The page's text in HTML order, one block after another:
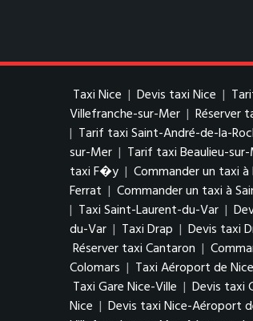
Taxi Nice | Devis taxi Nice |
Villefranche-sur-Mer | Réserver
| Tarif taxi Saint-André-de-la-
sur-Mer | Tarif taxi Beaulieu-
taxi F�y | Commander un taxi
Ferrat | Commander un taxi à
| Taxi Saint-Laurent-du-Var |
du-Var | Taxi Drap | Devis taxi
Réserver taxi Cantaron |
Colomars | Taxi Aéroport de Nice
Taxi Gare Nice-Ville | Devis taxi
Nice | Devis taxi Nice-Aéroport